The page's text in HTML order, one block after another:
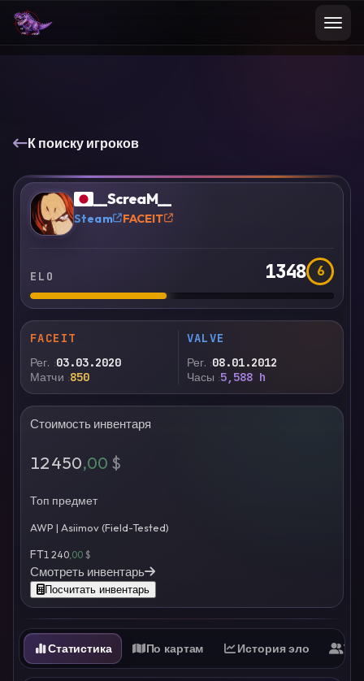
К поиску игроков
? __ScreaM__
Steam FACEIT
ELO 1348 6
FACEIT
Рег. 03.03.2020
Матчи 850
VALVE
Рег. 08.01.2012
Часы 5,588 h
Стоимость инвентаря
12 450,00 $
Топ предмет
AWP | Asiimov (Field-Tested)
FT1 240 ,00 $
Смотреть инвентарь
Посчитать инвентарь
Статистика По картам История эло